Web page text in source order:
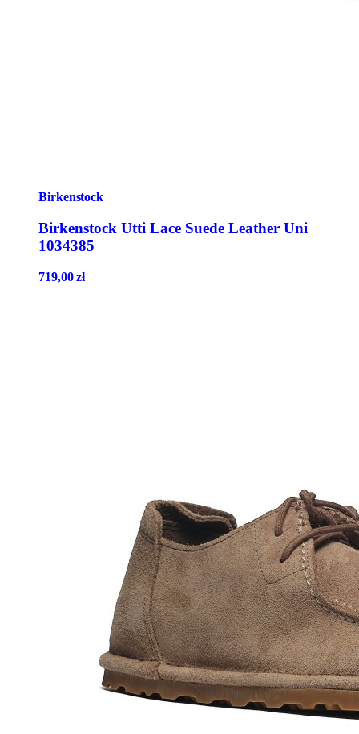
Birkenstock
Birkenstock Utti Lace Suede Leather Uni
1034385
719,00zł